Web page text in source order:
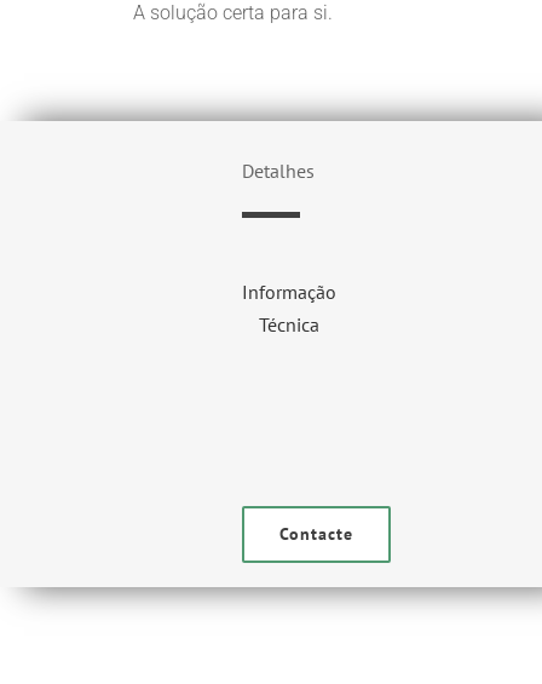
A solução certa para si.
Detalhes
Informação
Técnica
Contacte